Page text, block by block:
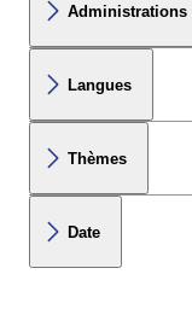
Administrations
Langues
Thèmes
Date